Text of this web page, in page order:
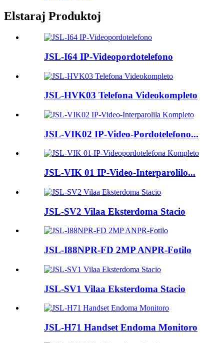
Elstaraj Produktoj
JSL-I64 IP-Videopordotelefono
JSL-HVK03 Telefona Videokompleto
JSL-VIK02 IP-Video-Pordotelefono...
JSL-VIK 01 IP-Video-Interparolilo...
JSL-SV2 Vilaa Eksterdoma Stacio
JSL-I88NPR-FD 2MP ANPR-Fotilo
JSL-SV1 Vilaa Eksterdoma Stacio
JSL-H71 Handset Endoma Monitoro